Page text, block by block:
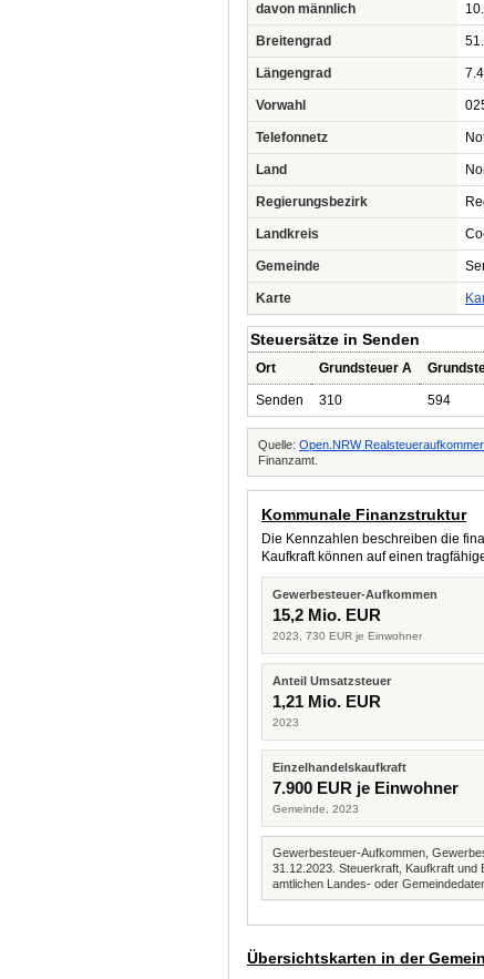
davon männlich
Breitengrad
Längengrad
Vorwahl
Telefonnetz
Land
Regierungsbezirk
Landkreis
Gemeinde
Karte
Steuersätze in Senden
Ort Grundsteuer A
Senden 310 594
Quelle: Open.NRW
Finanzamt.
Kommunale Finanzstruktur
Die Kennzahlen beschreiben die
Kaufkraft können auf einen
Gewerbesteuer-Aufkommen
15,2 Mio. EUR
2023, 730 EUR je Einwohner
Anteil Umsatzsteuer
1,21 Mio. EUR
2023
Einzelhandelskaufkraft
7.900 EUR je Einwohner
Gemeinde, 2023
Gewerbesteuer-Aufkommen,
31.12.2023. Steuerkraft, Kaufkraft und
amtlichen Landes- oder
Übersichtskarten in der